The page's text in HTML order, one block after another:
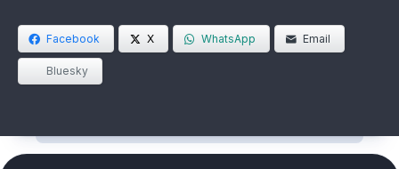
Facebook X WhatsApp Email
Bluesky